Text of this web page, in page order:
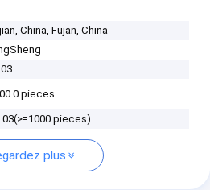
China, Fujan, China
pieces
pieces)
plus